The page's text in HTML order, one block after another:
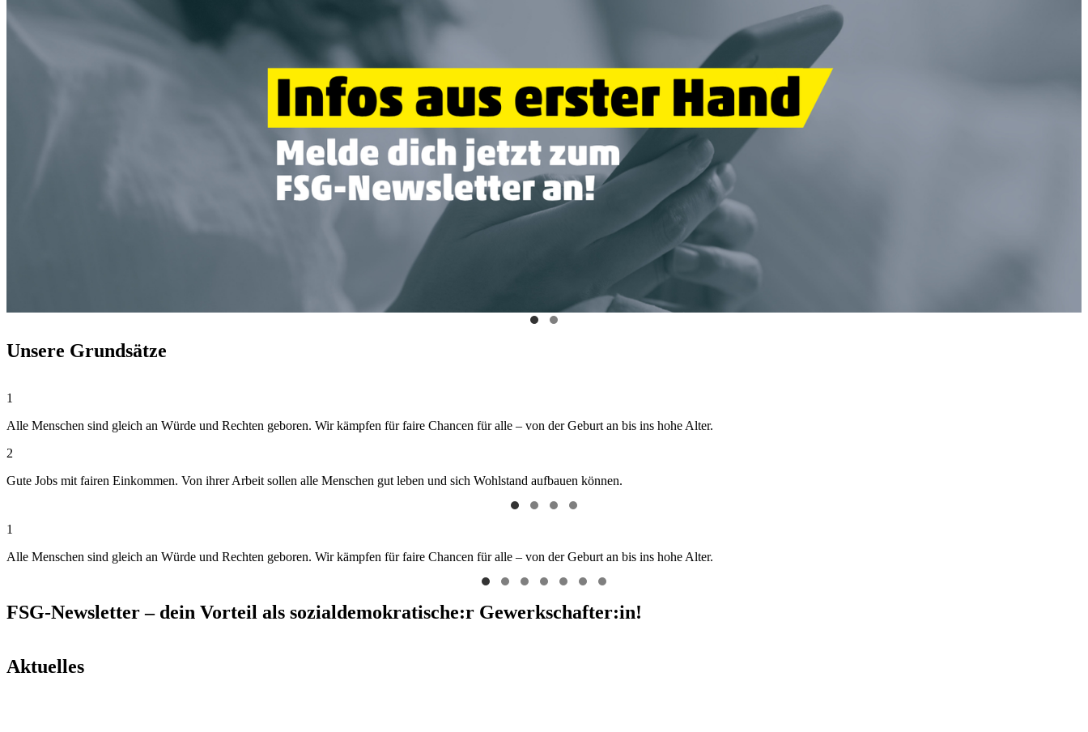
Unsere Grundsätze
1
Alle Menschen sind gleich an Würde und Rechten geboren. Wir kämpfen für faire Chancen für alle – von der Geburt an bis ins hohe Alter.
2
Gute Jobs mit fairen Einkommen. Von ihrer Arbeit sollen alle Menschen gut leben und sich Wohlstand aufbauen können.
1
Alle Menschen sind gleich an Würde und Rechten geboren. Wir kämpfen für faire Chancen für alle – von der Geburt an bis ins hohe Alter.
FSG-Newsletter – dein Vorteil als sozialdemokratische:r Gewerkschafter:in!
Aktuelles